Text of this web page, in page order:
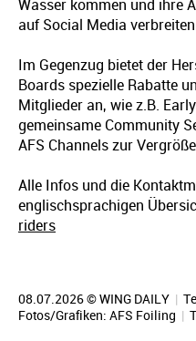
Wasser kommen und ihre
auf Social Media
Im Gegenzug bietet der
Boards spezielle Rabatte
Mitglieder an, wie z.B.
gemeinsame Community
AFS Channels zur
Alle Infos und die
englischsprachigen
riders
08.07.2026 © WING DAILY |
Fotos/Grafiken: AFS Foiling |